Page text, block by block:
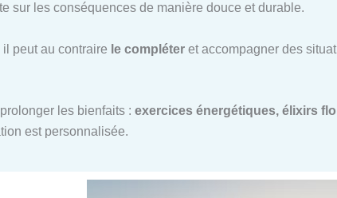
sur les conséquences de manière douce et durable.
peut au contraire le compléter et accompagner des
les bienfaits : exercices énergétiques, élixirs
est personnalisée.